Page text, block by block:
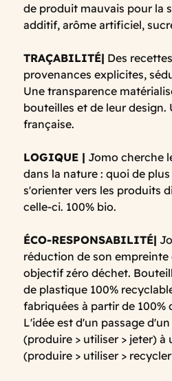
de produit mauvais pour la
additif, arôme artificiel,
TRAÇABILITÉ| Des
provenances explicites,
Une transparence
bouteilles et de leur design.
française.
LOGIQUE | Jomo cherche
dans la nature : quoi de
s'orienter vers les produits
celle-ci. 100% bio.
ÉCO-RESPONSABILITÉ|
réduction de son
objectif zéro déchet.
de plastique 100%
fabriquées à partir de 100%
L'idée est d'un passage
(produire > utiliser > jeter) à
(produire > utiliser >